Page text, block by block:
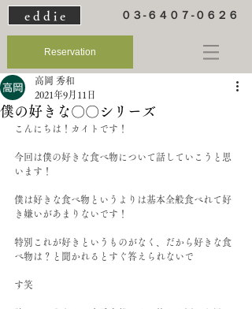
e d d i e ０３-６４０７-０６２６
Reservation
僕の好きな〇〇シリーズ
高岡 秀和
2021年9月11日
こんにちは！カイトです！
今回は僕の好きな食べ物について話していこうと思
います！
僕は好きな食べ物というよりは基本全般食べれて好
き嫌いがあまりないです！
特別これが好きというものがなく、だから好きな食
べ物は？と聞かれるとすぐ答えられないで
す笑